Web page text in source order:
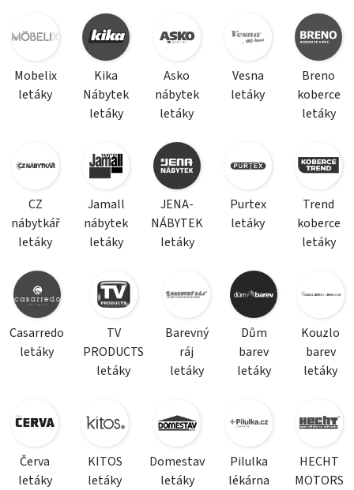
Mobelix
letáky
Kika
Nábytek
letáky
Asko
nábytek
letáky
Vesna
letáky
Breno
koberce
letáky
CZ
nábytkář
letáky
Jamall
nábytek
letáky
JENA-
NÁBYTEK
letáky
Purtex
letáky
Trend
koberce
letáky
Casarredo
letáky
TV
PRODUCTS
letáky
Barevný
ráj
letáky
Dům
barev
letáky
Kouzlo
barev
letáky
Červa
letáky
KITOS
letáky
Domestav
letáky
Pilulka
lékárna
HECHT
MOTORS